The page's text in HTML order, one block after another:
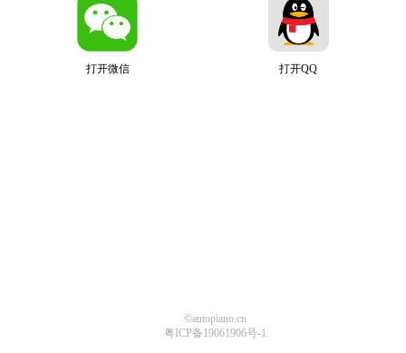
打开微信 打开QQ
©autopiano.cn
粤ICP备19061906号-1